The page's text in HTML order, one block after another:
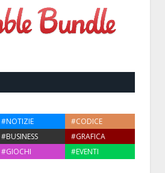
#NOTIZIE
#CODICE
#BUSINESS
#GRAFICA
#GIOCHI #EVENTI